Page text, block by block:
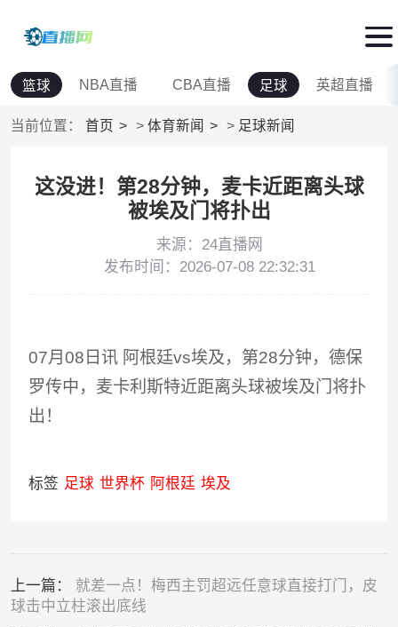
篮球 NBA直播 CBA直播 足球 英超直播
当前位置： 首页 > 体育新闻 > 足球新闻
这没进！第28分钟，麦卡近距离头球
被埃及门将扑出
来源：24直播网
发布时间：2026-07-08 22:32:31
07月08日讯 阿根廷vs埃及，第28分钟，德保
罗传中，麦卡利斯特近距离头球被埃及门将扑
出！
标签 足球 世界杯 阿根廷 埃及
上一篇： 就差一点！梅西主罚超远任意球直接打门，皮
球击中立柱滚出底线